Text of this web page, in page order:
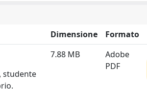
Dimensione
Formato
studente
7.88 MB
Adobe
PDF